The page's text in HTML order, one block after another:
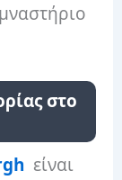
στο
είναι